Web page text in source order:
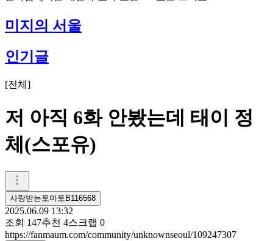
미지의 서울
인기글
[전체 ]
저 아직 6화 안봤는데 태이 정
체(스포유)
사랑받는토마토B116568
2025.06.09 13:32
조회 147추천 4스크랩 0
https://fanmaum.com/community/unknownseoul/109247307